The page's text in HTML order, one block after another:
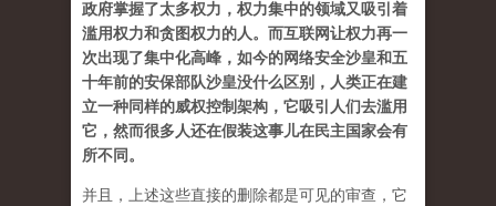
政府掌握了太多权力，权力集中的领域又吸引着
滥用权力和贪图权力的人。而互联网让权力再一
次出现了集中化高峰，如今的网络安全沙皇和五
十年前的安保部队沙皇没什么区别，人类正在建
立一种同样的威权控制架构，它吸引人们去滥用
它，然而很多人还在假装这事儿在民主国家会有
所不同。
并且，上述这些直接的删除都是可见的审查，它